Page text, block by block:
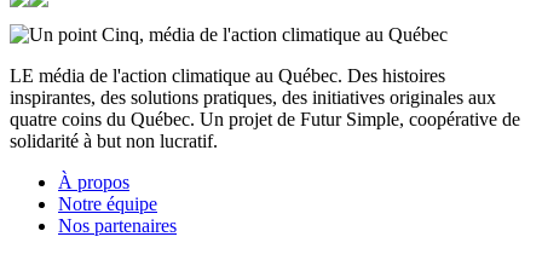
LE média de l'action climatique au Québec. Des histoires
inspirantes, des solutions pratiques, des initiatives originales aux
quatre coins du Québec. Un projet de Futur Simple, coopérative de
solidarité à but non lucratif.
À propos
Notre équipe
Nos partenaires